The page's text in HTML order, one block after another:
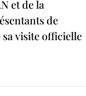
et de la
de
visite officielle